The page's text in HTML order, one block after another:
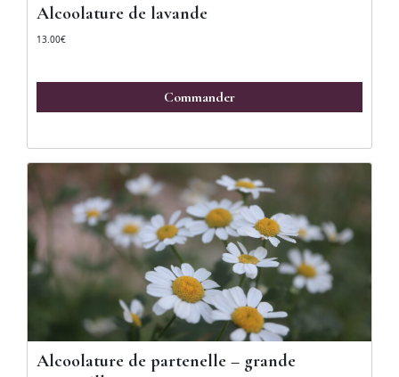
Alcoolature de lavande
13.00€
Commander
Alcoolature de partenelle – grande